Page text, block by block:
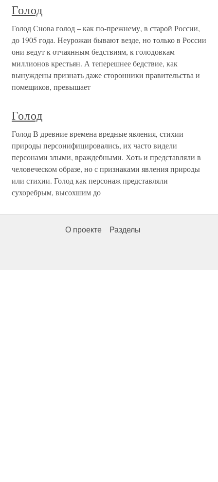
Голод
Голод Снова голод – как по-прежнему, в старой России,
до 1905 года. Неурожаи бывают везде, но только в России
они ведут к отчаянным бедствиям, к голодовкам
миллионов крестьян. А теперешнее бедствие, как
вынуждены признать даже сторонники правительства и
помещиков, превышает
Голод
Голод В древние времена вредные явления, стихии
природы персонифицировались, их часто видели
персонами злыми, враждебными. Хоть и представляли в
человеческом образе, но с признаками явления природы
или стихии. Голод как персонаж представляли
сухоребрым, высохшим до
О проекте Разделы